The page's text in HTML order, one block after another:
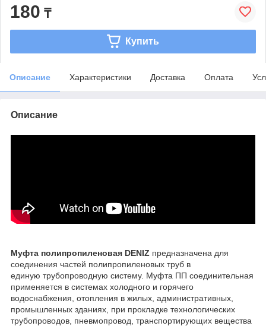
180 ₸
Купить
Описание Характеристики Доставка Оплата
Описание
Муфта полипропиленовая DENIZ предназначена для
соединения частей полипропиленовых труб в
единую трубопроводную систему. Муфта ПП соединительная
применяется в системах холодного и горячего
водоснабжения, отопления в жилых, административных,
промышленных зданиях, при прокладке технологических
трубопроводов, пневмопровод, транспортирующих вещества